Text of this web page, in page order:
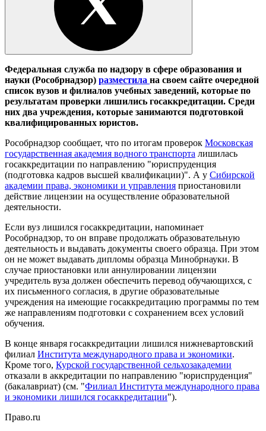
Федеральная служба по надзору в сфере образования и
науки (Рособрнадзор) разместила на своем сайте очередной
список вузов и филиалов учебных заведений, которые по
результатам проверки лишились госаккредитации. Среди
них два учреждения, которые занимаются подготовкой
квалифицированных юристов.
Рособрнадзор сообщает, что по итогам проверок Московская
государственная академия водного транспорта лишилась
госаккредитации по направлению "юриспруденция
(подготовка кадров высшей квалификации)". А у Сибирской
академии права, экономики и управления приостановили
действие лицензии на осуществление образовательной
деятельности.
Если вуз лишился госаккредитации, напоминает
Рособрнадзор, то он вправе продолжать образовательную
деятельность и выдавать документы своего образца. При этом
он не может выдавать дипломы образца Минобрнауки. В
случае приостановки или аннулировании лицензии
учредитель вуза должен обеспечить перевод обучающихся, с
их письменного согласия, в другие образовательные
учреждения на имеющие госаккредитацию программы по тем
же направлениям подготовки с сохранением всех условий
обучения.
В конце января госаккредитации лишился нижневартовский
филиал Института международного права и экономики.
Кроме того, Курской государственной сельхозакадемии
отказали в аккредитации по направлению "юриспруденция"
(бакалавриат) (см. "Филиал Института международного права
и экономики лишился госаккредитации").
Право.ru